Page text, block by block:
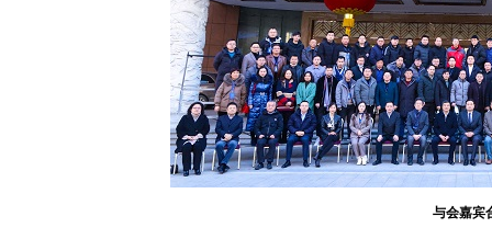
与会嘉宾